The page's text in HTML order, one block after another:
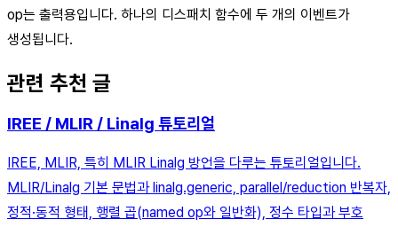
op는 출력용입니다. 하나의 디스패치 함수에 두 개의 이벤트가
생성됩니다.
관련 추천 글
IREE / MLIR / Linalg 튜토리얼
IREE, MLIR, 특히 MLIR Linalg 방언을 다루는 튜토리얼입니다.
MLIR/Linalg 기본 문법과 linalg.generic, parallel/reduction 반복자,
정적·동적 형태, 행렬 곱(named op와 일반화), 정수 타입과 부호